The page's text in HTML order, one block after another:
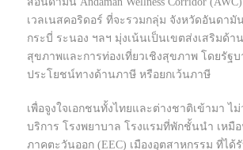
เวลเนสคอริดอร์ ที่จะรวมกลุ่ม จังหวัดอันดามั
กระบี่ ระนอง ฯลฯ มุ่งเน้นเป็นเขตส่งเสริมด้
สุขภาพและการท่องเที่ยวเชิงสุขภาพ โดยรัฐ
ประโยชน์ทางด้านภาษี หรือยกเว้นภาษี
เพื่อจูงใจเอกชนทั้งไทยและต่างชาติเข้ามา ไ
บริการ โรงพยาบาล โรงแรมที่พักชั้นนำ เหมื
ภาคตะวันออก (EEC) เมืองอุตสาหกรรม ที่ไ